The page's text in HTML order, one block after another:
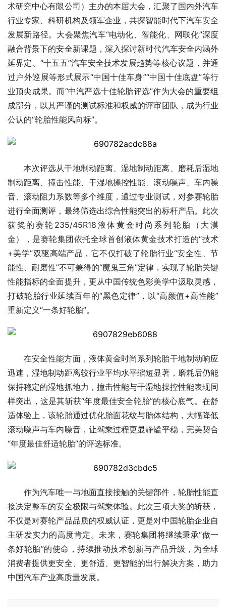
术研究中心有限公司）主办的本届大会，汇聚了国内外汽车
行业专家、科研机构及领军企业，共探智能时代下汽车安全
发展新路径。大会聚焦汽车“电动化、智能化、网联化”深度
融合背景下的安全新课题，深入探讨新时代汽车安全内涵外
延界定、“十五五”汽车安全技术发展趋势等核心议题，并通
过户外巡展等形式展示“中国十佳车身”“中国十佳底盘”等行
业顶尖成果。而“中汽严选十佳轮胎评选”作为大会的重要组
成部分，以其严谨的测试标准和权威的评审团队，成为行业
公认的“轮胎性能风向标”。
本次评选从干地制动距离、湿地制动距离、磨耗后湿地
制动距离、撞击性能、干湿地操控性能、滚动噪声、车内噪
音、滚动阻力系数等多个维度，通过专业测试，对参赛轮胎
进行全面测评，最终筛选出综合性能突出的标杆产品。此次
获奖的赛轮235/45R18液体黄金时尚系列轮胎（大漠
金），是赛轮集团依托全球首创液体黄金技术打造的“技术
+美学”双驱高端产品，它不仅打破了轮胎行业“安全性、节
能性、耐磨性”不可兼得的“魔鬼三角”定律，实现了轮胎关键
性能指标的全面提升，更从中国传统色彩美学中汲取灵感，
打破轮胎行业延续百年的“黑色定律”，以“高颜值+高性能”
重新定义“一条好轮胎”。
在安全性能方面，液体黄金时尚系列轮胎干地制动响应
迅速，湿地制动距离较行业平均水平缩短显著，磨耗后仍能
保持稳定的湿地抓地力，撞击性能与干湿地操控性能表现同
样突出，这是其斩获“年度最佳安全轮胎”的核心底气。在舒
适体验上，该轮胎通过优化胎面花纹与胎体结构，大幅降低
滚动噪声与车内噪音，让驾乘过程更显静谧平稳，完美契合
“年度最佳舒适轮胎”的评选标准。
作为汽车唯一与地面直接接触的关键部件，轮胎性能直
接决定整车的安全极限与驾乘体验。此次三项大奖的斩获，
不仅是对赛轮产品品质的权威认证，更是对中国轮胎企业自
主研发实力的高度肯定。未来，赛轮集团将继续秉承“做一
条好轮胎”的使命，持续推动技术创新与产品升级，为全球
消费者提供更安全、更舒适、更智能的出行解决方案，助力
中国汽车产业高质量发展。